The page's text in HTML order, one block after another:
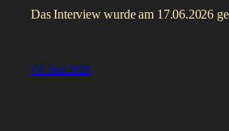
Das Interview wurde am 17.06.2026
19. Juni 2026